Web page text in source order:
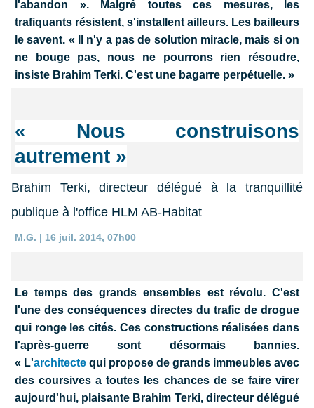
l'abandon ». Malgré toutes ces mesures, les
trafiquants résistent, s'installent ailleurs. Les bailleurs
le savent. « Il n'y a pas de solution miracle, mais si on
ne bouge pas, nous ne pourrons rien résoudre,
insiste Brahim Terki. C'est une bagarre perpétuelle. »
« Nous construisons
autrement »
Brahim Terki, directeur délégué à la tranquillité
publique à l'office HLM AB-Habitat
M.G. | 16 juil. 2014, 07h00
Le temps des grands ensembles est révolu. C'est
l'une des conséquences directes du trafic de drogue
qui ronge les cités. Ces constructions réalisées dans
l'après-guerre sont désormais bannies.
« L'architecte qui propose de grands immeubles avec
des coursives a toutes les chances de se faire virer
aujourd'hui, plaisante Brahim Terki, directeur délégué